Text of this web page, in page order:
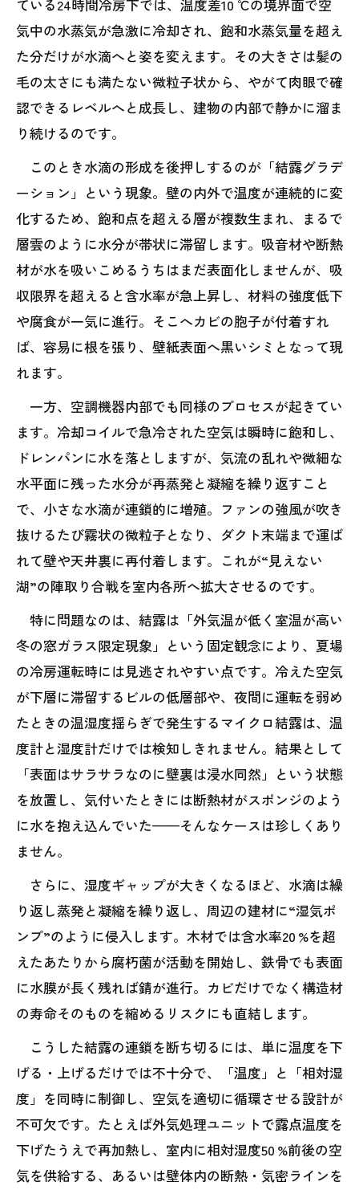
ている24時間冷房下では、温度差10 ℃の境界面で空
気中の水蒸気が急激に冷却され、飽和水蒸気量を超え
た分だけが水滴へと姿を変えます。その大きさは髪の
毛の太さにも満たない微粒子状から、やがて肉眼で確
認できるレベルへと成長し、建物の内部で静かに溜ま
り続けるのです。
このとき水滴の形成を後押しするのが「結露グラデ
ーション」という現象。壁の内外で温度が連続的に変
化するため、飽和点を超える層が複数生まれ、まるで
層雲のように水分が帯状に滞留します。吸音材や断熱
材が水を吸いこめるうちはまだ表面化しませんが、吸
収限界を超えると含水率が急上昇し、材料の強度低下
や腐食が一気に進行。そこへカビの胞子が付着すれ
ば、容易に根を張り、壁紙表面へ黒いシミとなって現
れます。
一方、空調機器内部でも同様のプロセスが起きてい
ます。冷却コイルで急冷された空気は瞬時に飽和し、
ドレンパンに水を落としますが、気流の乱れや微細な
水平面に残った水分が再蒸発と凝縮を繰り返すこと
で、小さな水滴が連鎖的に増殖。ファンの強風が吹き
抜けるたび霧状の微粒子となり、ダクト末端まで運ば
れて壁や天井裏に再付着します。これが“見えない
湖”の陣取り合戦を室内各所へ拡大させるのです。
特に問題なのは、結露は「外気温が低く室温が高い
冬の窓ガラス限定現象」という固定観念により、夏場
の冷房運転時には見逃されやすい点です。冷えた空気
が下層に滞留するビルの低層部や、夜間に運転を弱め
たときの温湿度揺らぎで発生するマイクロ結露は、温
度計と湿度計だけでは検知しきれません。結果として
「表面はサラサラなのに壁裏は浸水同然」という状態
を放置し、気付いたときには断熱材がスポンジのよう
に水を抱え込んでいた——そんなケースは珍しくあり
ません。
さらに、湿度ギャップが大きくなるほど、水滴は繰
り返し蒸発と凝縮を繰り返し、周辺の建材に“湿気ポ
ンプ”のように侵入します。木材では含水率20 %を超
えたあたりから腐朽菌が活動を開始し、鉄骨でも表面
に水膜が長く残れば錆が進行。カビだけでなく構造材
の寿命そのものを縮めるリスクにも直結します。
こうした結露の連鎖を断ち切るには、単に温度を下
げる・上げるだけでは不十分で、「温度」と「相対湿
度」を同時に制御し、空気を適切に循環させる設計が
不可欠です。たとえば外気処理ユニットで露点温度を
下げたうえで再加熱し、室内に相対湿度50 %前後の空
気を供給する、あるいは壁体内の断熱・気密ラインを